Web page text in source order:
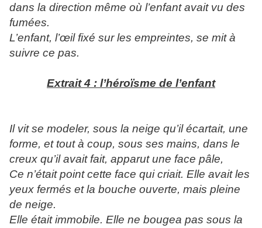
dans la direction même où l’enfant avait vu des
fumées.
L’enfant, l’œil fixé sur les empreintes, se mit à
suivre ce pas.
Extrait 4 : l’héroïsme de l’enfant
Il vit se modeler, sous la neige qu’il écartait, une
forme, et tout à coup, sous ses mains, dans le
creux qu’il avait fait, apparut une face pâle,
Ce n’était point cette face qui criait. Elle avait les
yeux fermés et la bouche ouverte, mais pleine
de neige.
Elle était immobile. Elle ne bougea pas sous la